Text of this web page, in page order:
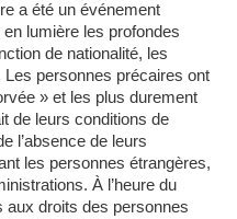
a été un événement
lumière les profondes
de nationalité, les
personnes précaires ont
» et les plus durement
de leurs conditions de
l’absence de leurs
les personnes étrangères,
À l’heure du
aux droits des personnes